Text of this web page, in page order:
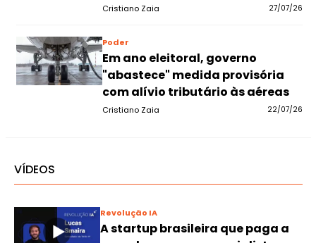
Cristiano Zaia 27/07/26
Poder
Em ano eleitoral, governo
"abastece" medida provisória
com alívio tributário às aéreas
Cristiano Zaia 22/07/26
VÍDEOS
Revolução IA
A startup brasileira que paga a